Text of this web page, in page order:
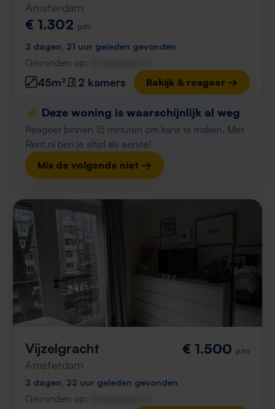
Amsterdam
€ 1.302 p/m
2 dagen, 21 uur geleden gevonden
Gevonden op:
45m² 2 kamers Bekijk & reageer →
⚡️ Deze woning is waarschijnlijk al weg
Reageer binnen 15 minuten om kans te maken. Met
Rent.nl ben je altijd als eerste!
Mis de volgende niet →
Vijzelgracht
Amsterdam
€ 1.500 p/m
2 dagen, 22 uur geleden gevonden
Gevonden op: